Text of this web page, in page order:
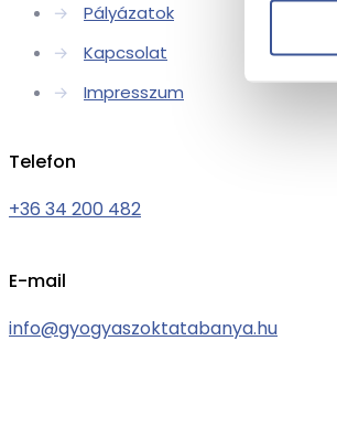
→
Pályázatok
→
Kapcsolat
→
Impresszum
Telefon
+36 34 200 482
E-mail
info@gyogyaszoktatabanya.hu